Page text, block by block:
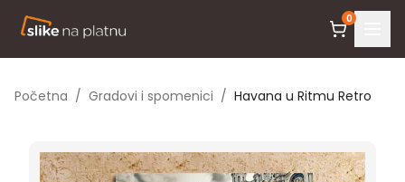
0
Početna / Gradovi i spomenici / Havana u Ritmu Retro